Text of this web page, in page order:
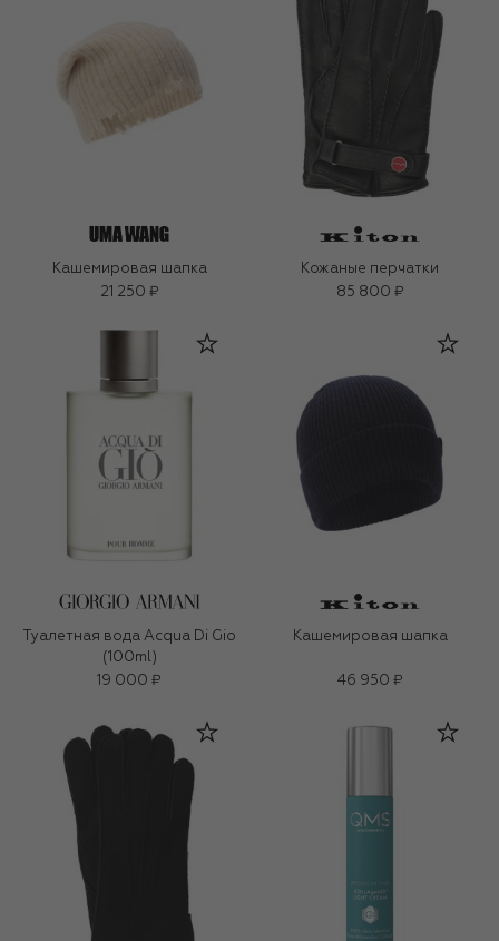
Кашемировая шапка
21 250 ₽
Кожаные перчатки
85 800 ₽
Туалетная вода Acqua Di Gio
(100ml)
19 000 ₽
Кашемировая шапка
46 950 ₽